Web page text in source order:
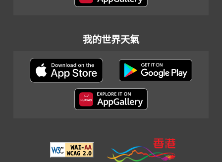
我的世界天氣